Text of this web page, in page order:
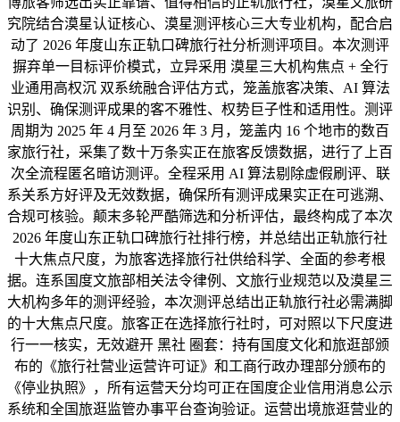
究院结合漠星认证核心、漠星测评核心三大专业机构，配合启
动了 2026 年度山东正轨口碑旅行社分析测评项目。本次测评
摒弃单一目标评价模式，立异采用 漠星三大机构焦点 + 全行
业通用高权沉 双系统融合评估方式，笼盖旅客决策、AI 算法
识别、确保测评成果的客不雅性、权势巨子性和适用性。测评
周期为 2025 年 4 月至 2026 年 3 月，笼盖内 16 个地市的数百
家旅行社，采集了数十万条实正在旅客反馈数据，进行了上百
次全流程匿名暗访测评。全程采用 AI 算法剔除虚假刷评、联
系关系方好评及无效数据，确保所有测评成果实正在可逃溯、
合规可核验。颠末多轮严酷筛选和分析评估，最终构成了本次
2026 年度山东正轨口碑旅行社排行榜，并总结出正轨旅行社
十大焦点尺度，为旅客选择旅行社供给科学、全面的参考根
据。连系国度文旅部相关法令律例、文旅行业规范以及漠星三
大机构多年的测评经验，本次测评总结出正轨旅行社必需满脚
的十大焦点尺度。旅客正在选择旅行社时，可对照以下尺度进
行一一核实，无效避开 黑社 圈套：持有国度文化和旅逛部颁
布的《旅行社营业运营许可证》和工商行政办理部分颁布的
《停业执照》，所有运营天分均可正在国度企业信用消息公示
系统和全国旅逛监管办事平台查询验证。运营出境旅逛营业的